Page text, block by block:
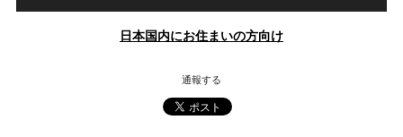
日本国内にお住まいの方向け
通報する